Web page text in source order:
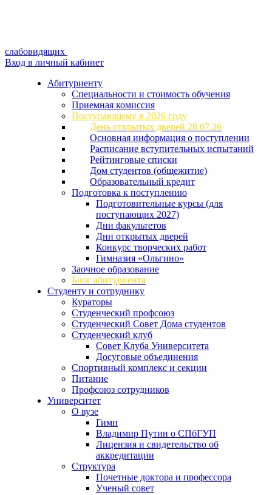
слабовидящих
Вход в личный кабинет
Абитуриенту
Специальности и стоимость обучения
Приемная комиссия
Поступающему в 2026 году
День открытых дверей 28.07.26
Основная информация о поступлении
Расписание вступительных испытаний
Рейтинговые списки
Дом студентов (общежитие)
Образовательный кредит
Подготовка к поступлению
Подготовительные курсы (для
поступающих 2027)
Дни факультетов
Дни открытых дверей
Конкурс творческих работ
Гимназия «Ольгино»
Заочное образование
Блог абитуриента
Студенту и сотруднику
Кураторы
Студенческий профсоюз
Студенческий Совет Дома студентов
Студенческий клуб
Совет Клуба Университета
Досуговые объединения
Спортивный комплекс и секции
Питание
Профсоюз сотрудников
Университет
О вузе
Гимн
Владимир Путин о СПбГУП
Лицензия и свидетельство об
аккредитации
Структура
Почетные доктора и профессора
Ученый совет